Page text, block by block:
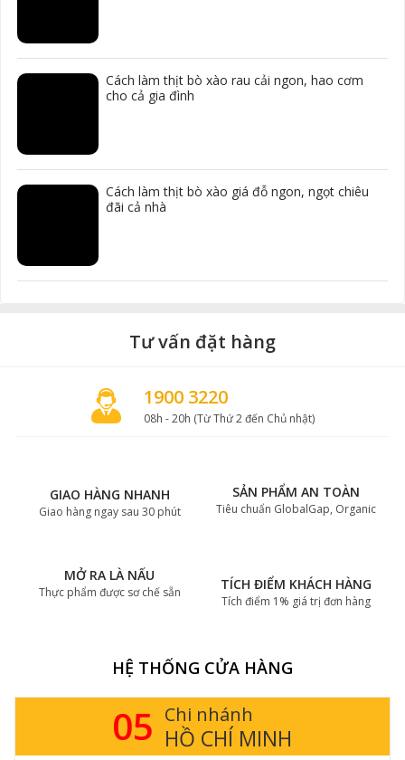
Cách làm thịt bò xào rau cải ngon, hao cơm
cho cả gia đình
Cách làm thịt bò xào giá đỗ ngon, ngọt chiêu
đãi cả nhà
Tư vấn đặt hàng
1900 3220
08h - 20h (Từ Thứ 2 đến Chủ nhật)
GIAO HÀNG NHANH
Giao hàng ngay sau 30 phút
SẢN PHẨM AN TOÀN
Tiêu chuẩn GlobalGap, Organic
MỞ RA LÀ NẤU
Thực phẩm được sơ chế sẵn TÍCH ĐIỂM KHÁCH HÀNG
Tích điểm 1% giá trị đơn hàng
HỆ THỐNG CỬA HÀNG
05 Chi nhánh
HỒ CHÍ MINH